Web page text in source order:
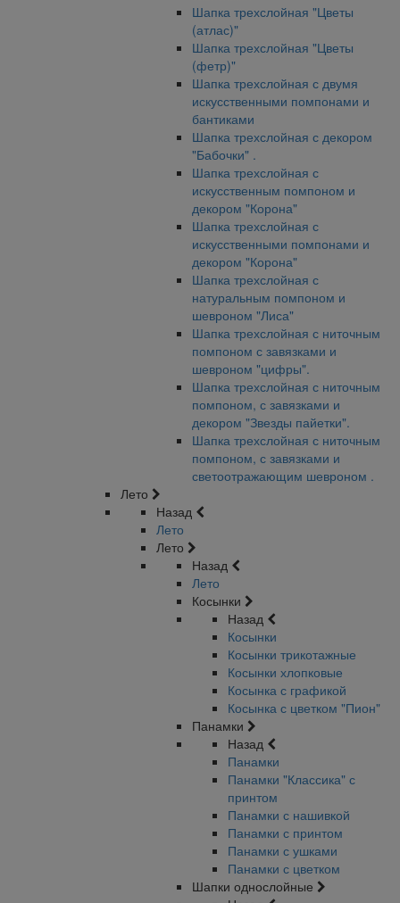
Шапка трехслойная "Цветы
(атлас)"
Шапка трехслойная "Цветы
(фетр)"
Шапка трехслойная с двумя
искусственными помпонами и
бантиками
Шапка трехслойная с декором
"Бабочки" .
Шапка трехслойная с
искусственным помпоном и
декором "Корона"
Шапка трехслойная с
искусственными помпонами и
декором "Корона"
Шапка трехслойная с
натуральным помпоном и
шевроном "Лиса"
Шапка трехслойная с ниточным
помпоном с завязками и
шевроном "цифры".
Шапка трехслойная с ниточным
помпоном, с завязками и
декором "Звезды пайетки".
Шапка трехслойная с ниточным
помпоном, с завязками и
светоотражающим шевроном .
Лето
Назад
Лето
Лето
Назад
Лето
Косынки
Назад
Косынки
Косынки трикотажные
Косынки хлопковые
Косынка с графикой
Косынка с цветком "Пион"
Панамки
Назад
Панамки
Панамки "Классика" с
принтом
Панамки с нашивкой
Панамки с принтом
Панамки с ушками
Панамки с цветком
Шапки однослойные